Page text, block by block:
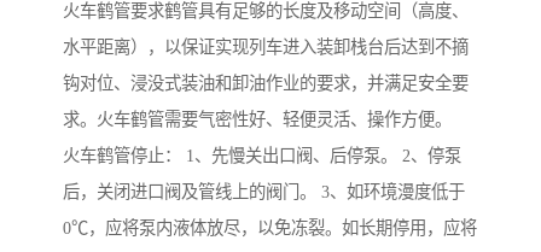
火车鹤管要求鹤管具有足够的长度及移动空间（高度、
水平距离），以保证实现列车进入装卸栈台后达到不摘
钩对位、浸没式装油和卸油作业的要求，并满足安全要
求。火车鹤管需要气密性好、轻便灵活、操作方便。
火车鹤管停止： 1、先慢关出口阀、后停泵。 2、停泵
后，关闭进口阀及管线上的阀门。 3、如环境漫度低于
0℃，应将泵内液体放尽，以免冻裂。如长期停用，应将